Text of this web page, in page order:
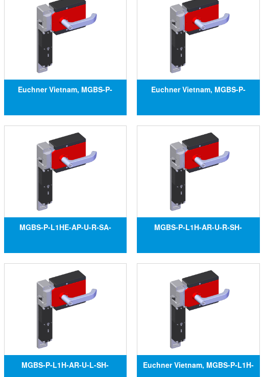
Nam
Nam
Euchner Vietnam, MGBS-P-
tắc an toàn MGBS-P-L1HE-AR-
U-R-SH-160879, Đại lý Euchner
tại Việt Nam
Euchner Vietnam, MGBS-P-
tắc an toàn MGBS-P-L1HE-AR-
U-R-SH-160520, Đại lý Euchner
tại Việt Nam
MGBS-P-L1HE-AP-U-R-SA-
MGBS-P-L1HE-AP-U-R-SA-
161558, Đại lý Euchner tại Việt
Nam
MGBS-P-L1H-AR-U-R-SH-
MGBS-P-L1H-AR-U-R-SH-
161563, Đại lý Euchner tại Việt
Nam
MGBS-P-L1H-AR-U-L-SH-
Euchner Vietnam, MGBS-P-L1H-